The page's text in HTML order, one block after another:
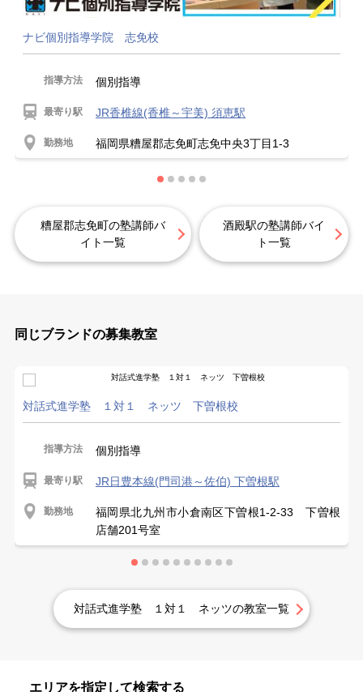
ナビ個別指導学院 志免校
指導方法 個別指導
最寄り駅 JR香椎線(香椎～宇美) 須恵駅
勤務地 福岡県糟屋郡志免町志免中央3丁目1-3
糟屋郡志免町の塾講師バ
イト一覧
酒殿駅の塾講師バイ
ト一覧
同じブランドの募集教室
対話式進学塾 １対１ ネッツ 下曽根校
指導方法 個別指導
最寄り駅 JR日豊本線(門司港～佐伯) 下曽根駅
勤務地
福岡県北九州市小倉南区下曽根1-2-33 下曽根
店舗201号室
対話式進学塾 １対１ ネッツの教室一覧
エリアを指定して検索する